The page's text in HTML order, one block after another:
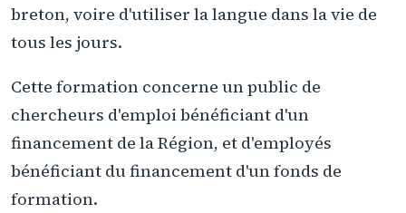
breton, voire d'utiliser la langue dans la vie de
tous les jours.
Cette formation concerne un public de
chercheurs d'emploi bénéficiant d'un
financement de la Région, et d'employés
bénéficiant du financement d'un fonds de
formation.